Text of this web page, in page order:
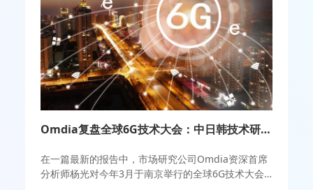
Omdia复盘全球6G技术大会：中日韩技术研究存在不少共同点 但亦有分歧
在一篇最新的报告中，市场研究公司Omdia资深首席
分析师杨光对今年3月于南京举行的全球6G技术大会